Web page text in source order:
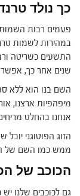
כך נולד
פעמים רבות השמות
במהירות לשמות
התשעים כשריטה
שנים אחר כך, אפשר
השם בנו הוא ללא
מיפהפיות ארצנו,
אנחנו בהחלט
הזוג הפוטוגני
ממש כמו השם של
הכוכב של
גם לכוכבים שלנו